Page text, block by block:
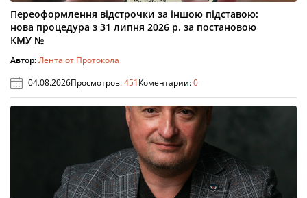
Переоформлення відстрочки за іншою підставою:
нова процедура з 31 липня 2026 р. за постановою
КМУ №
Автор:Лента от Протокола
04.08.2026Просмотров:451Коментарии:0